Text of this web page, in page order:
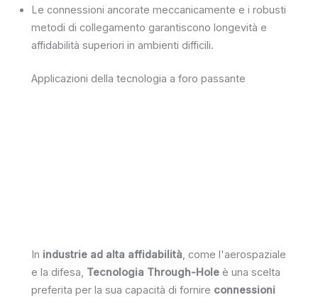
Le connessioni ancorate meccanicamente e i robusti
metodi di collegamento garantiscono longevità e
affidabilità superiori in ambienti difficili.
Applicazioni della tecnologia a foro passante
In industrie ad alta affidabilità, come l'aerospaziale
e la difesa, Tecnologia Through-Hole è una scelta
preferita per la sua capacità di fornire connessioni